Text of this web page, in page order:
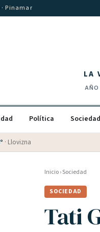
· Pinamar
LA
Política Sociedad
° · Llovizna
Inicio›Sociedad
SOCIEDAD
Tati